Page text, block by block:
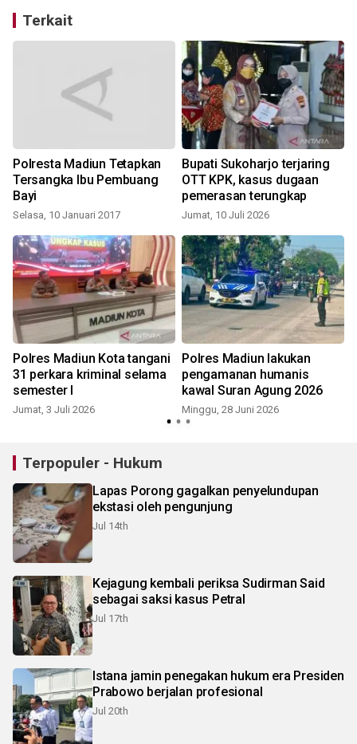
Terkait
Polresta Madiun Tetapkan
Tersangka Ibu Pembuang
Bayi
Selasa, 10 Januari 2017
Bupati Sukoharjo terjaring
OTT KPK, kasus dugaan
pemerasan terungkap
Jumat, 10 Juli 2026
Polres Madiun Kota tangani
31 perkara kriminal selama
semester I
Jumat, 3 Juli 2026
Polres Madiun lakukan
pengamanan humanis
kawal Suran Agung 2026
Minggu, 28 Juni 2026
Terpopuler - Hukum
Lapas Porong gagalkan penyelundupan
ekstasi oleh pengunjung
Jul 14th
Kejagung kembali periksa Sudirman Said
sebagai saksi kasus Petral
Jul 17th
Istana jamin penegakan hukum era Presiden
Prabowo berjalan profesional
Jul 20th